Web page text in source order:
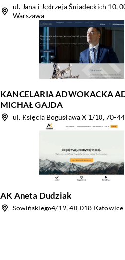
ul. Jana i Jędrzeja Śniadeckich 10,
Warszawa
KANCELARIA ADWOKACKA
MICHAŁ GAJDA
ul. Księcia Bogusława X 1/10, 70-
AK Aneta Dudziak
Sowińskiego4/19, 40-018 Katowice